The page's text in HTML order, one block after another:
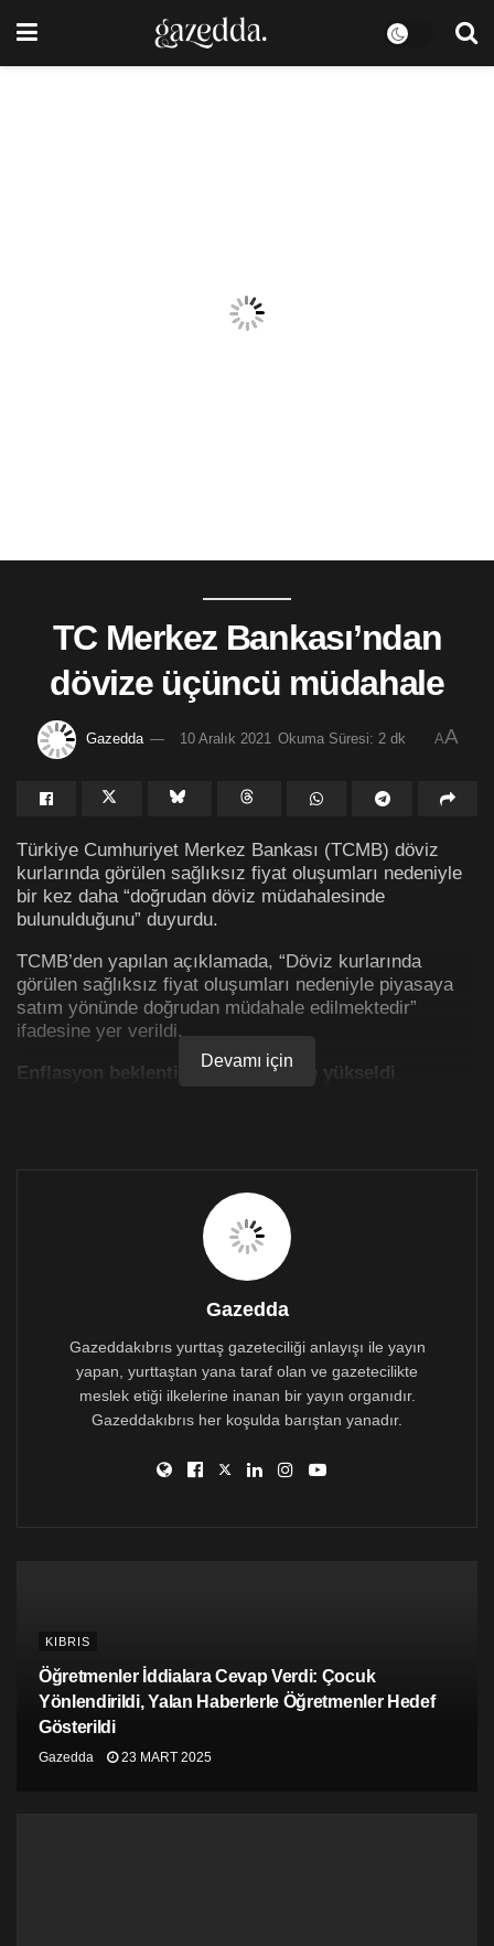
TC Merkez Bankası’ndan
dövize üçüncü müdahale
Gazedda 10 Aralık 2021 Okuma Süresi: 2 dk AA
Türkiye Cumhuriyet Merkez Bankası (TCMB) döviz
kurlarında görülen sağlıksız fiyat oluşumları nedeniyle
bir kez daha “doğrudan döviz müdahalesinde
bulunulduğunu” duyurdu.
TCMB’den yapılan açıklamada, “Döviz kurlarında
görülen sağlıksız fiyat oluşumları nedeniyle piyasaya
satım yönünde doğrudan müdahale edilmektedir”
ifadesine yer verildi.
Enflasyon beklentisi yüzde 23,85’e yükseldi
sonuna ilişkin enflasyon beklentisi yüzde 19,31’den
yüzde 23,85’e yükseldi.
Bunun üzerine dolar gün içinde 13.95 TL’ye ulaşmasının
ardından yapılan müdahalede sonrası dolar kısa
süreliğine 13,75 TL seviyesine gerilese de ardından
yine yükselişe geçti ve saat 15.10 itibariyle 13,93 TL
seviyesinin üzerine çıktı.
TCMB 1 Aralık’ta dolar/TL kurunun 13.95’i görmesi
üzerine kurlara 2014 yılından beri ilk kez doğrudan
doğrudan müdahale daha gelmişti. Ancak enflasyondaki
Devamı için
Gazedda
Gazeddakıbrıs yurttaş gazeteciliği anlayışı ile yayın
yapan, yurttaştan yana taraf olan ve gazetecilikte
meslek etiği ilkelerine inanan bir yayın organıdır.
Gazeddakıbrıs her koşulda barıştan yanadır.
KIBRIS
Öğretmenler İddialara Cevap Verdi: Çocuk
Yönlendirildi, Yalan Haberlerle Öğretmenler Hedef
Gösterildi
Gazedda 23 MART 2025